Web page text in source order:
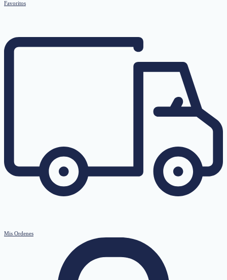
Favoritos
Mis Ordenes